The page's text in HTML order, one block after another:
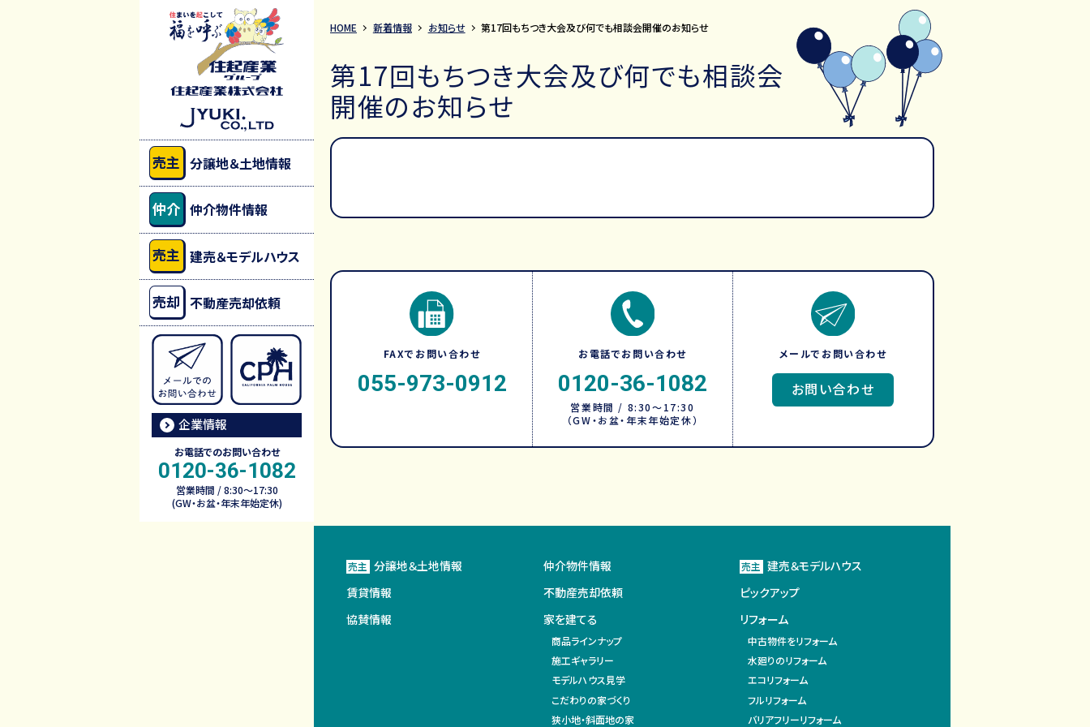
売主 分譲地＆土地情報
仲介 仲介物件情報
売主 建売＆モデルハウス
売却 不動産売却依頼
企業情報
お電話でのお問い合わせ
0120-36-1082
営業時間 / 8:30～17:30
(GW・お盆・年末年始定休)
HOME 新着情報 お知らせ 第17回もちつき大会及び何でも相談会開催のお知らせ
第17回もちつき大会及び何でも相談会
開催のお知らせ
FAXでお問い合わせ
055-973-0912
お電話でお問い合わせ
0120-36-1082
営業時間 / 8:30～17:30
（GW・お盆・年末年始定休）
メールでお問い合わせ
お問い合わせ
売主 分譲地＆土地情報 仲介物件情報 売主 建売＆モデルハウス
賃貸情報
不動産売却依頼
ピックアップ
協賛情報
家を建てる
商品ラインナップ
施工ギャラリー
モデルハウス見学
こだわりの家づくり
狭小地・斜面地の家
リフォーム
中古物件をリフォーム
水廻りのリフォーム
エコリフォーム
フルリフォーム
バリアフリーリフォーム